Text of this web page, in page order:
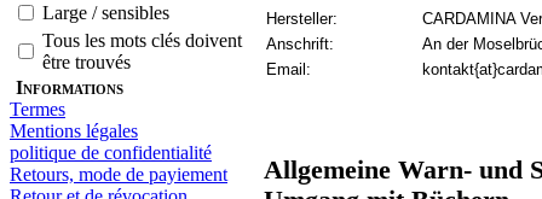
Large / sensibles
Tous les mots clés doivent
être trouvés
Informations
Termes
Mentions légales
politique de confidentialité
Retours, mode de payiement
Hersteller:
CARDAMINA
Anschrift:
An der
Email:
Allgemeine Warn- und